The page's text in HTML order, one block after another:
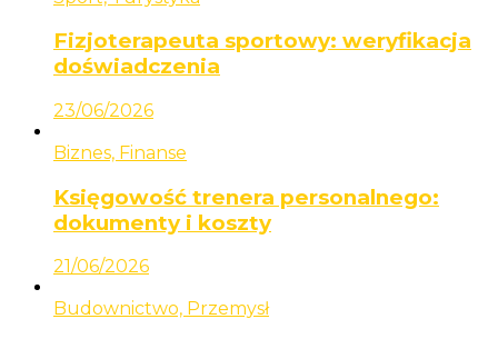
Fizjoterapeuta sportowy: weryfikacja
doświadczenia
23/06/2026
Biznes, Finanse
Księgowość trenera personalnego:
dokumenty i koszty
21/06/2026
Budownictwo, Przemysł